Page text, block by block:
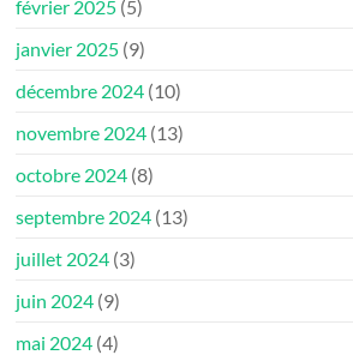
février 2025 (5)
janvier 2025 (9)
décembre 2024 (10)
novembre 2024 (13)
octobre 2024 (8)
septembre 2024 (13)
juillet 2024 (3)
juin 2024 (9)
mai 2024 (4)